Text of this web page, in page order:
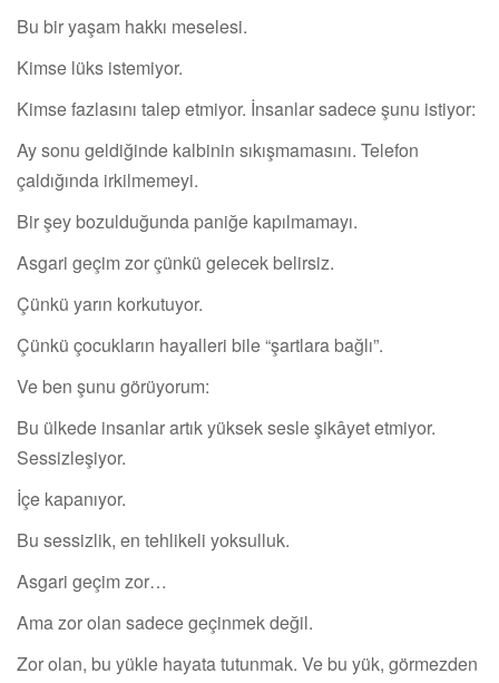
Bu bir yaşam hakkı meselesi.
Kimse lüks istemiyor.
Kimse fazlasını talep etmiyor. İnsanlar sadece şunu istiyor:
Ay sonu geldiğinde kalbinin sıkışmamasını. Telefon
çaldığında irkilmemeyi.
Bir şey bozulduğunda paniğe kapılmamayı.
Asgari geçim zor çünkü gelecek belirsiz.
Çünkü yarın korkutuyor.
Çünkü çocukların hayalleri bile “şartlara bağlı”.
Ve ben şunu görüyorum:
Bu ülkede insanlar artık yüksek sesle şikâyet etmiyor.
Sessizleşiyor.
İçe kapanıyor.
Bu sessizlik, en tehlikeli yoksulluk.
Asgari geçim zor…
Ama zor olan sadece geçinmek değil.
Zor olan, bu yükle hayata tutunmak. Ve bu yük, görmezden